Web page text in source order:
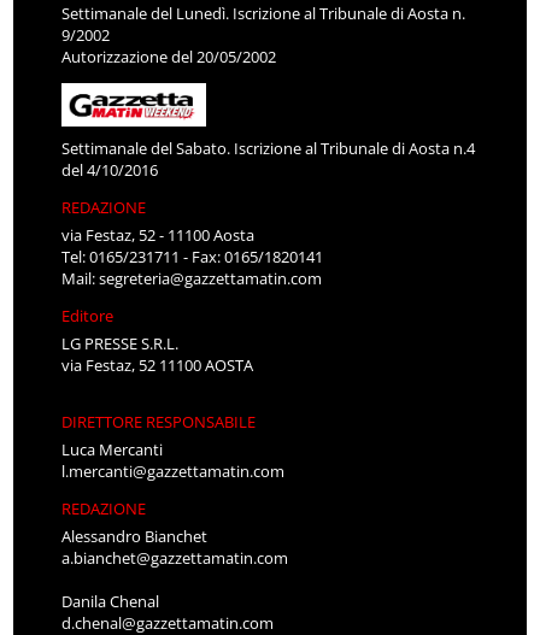
Settimanale del Lunedì. Iscrizione al Tribunale di Aosta n.
9/2002
Autorizzazione del 20/05/2002
Settimanale del Sabato. Iscrizione al Tribunale di Aosta n.4
del 4/10/2016
REDAZIONE
via Festaz, 52 - 11100 Aosta
Tel: 0165/231711 - Fax: 0165/1820141
Mail:segreteria@gazzettamatin.com
Editore
LG PRESSE S.R.L.
via Festaz, 52 11100 AOSTA
DIRETTORE RESPONSABILE
Luca Mercanti
l.mercanti@gazzettamatin.com
REDAZIONE
Alessandro Bianchet
a.bianchet@gazzettamatin.com
Danila Chenal
d.chenal@gazzettamatin.com